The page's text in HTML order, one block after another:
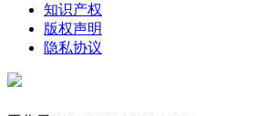
知识产权
版权声明
隐私协议